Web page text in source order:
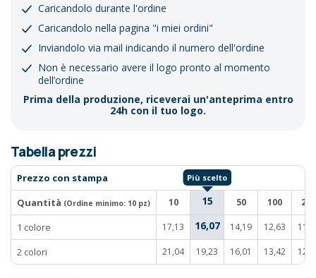
Caricandolo durante l'ordine
Caricandolo nella pagina "i miei ordini"
Inviandolo via mail indicando il numero dell'ordine
Non è necessario avere il logo pronto al momento
dell’ordine
Prima della produzione, riceverai un'anteprima entro
24h con il tuo logo.
Tabella prezzi
Prezzo con stampa
Quantità (Ordine minimo: 10 pz) 10 15 50 100 250
1 colore 17,13 16,07 14,19 12,63
2 colori 21,04 19,23 16,01 13,42